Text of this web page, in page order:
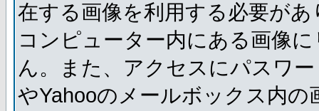
在する画像を利用する必要が
コンピューター内にある画像
ん。また、アクセスにパスワ
やYahooのメールボックス内